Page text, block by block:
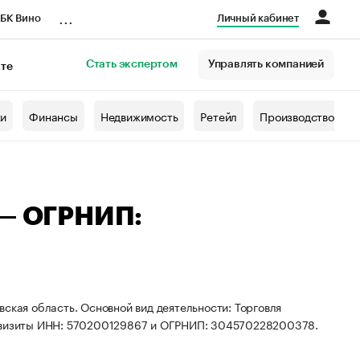
Вино Личный кабинет
Стать экспертом Управлять компанией
Финансы Недвижимость Ретейл Производство
— ОГРНИП:
область. Основной вид деятельности: Торговля
ИНН: 570200129867 и ОГРНИП: 304570228200378.